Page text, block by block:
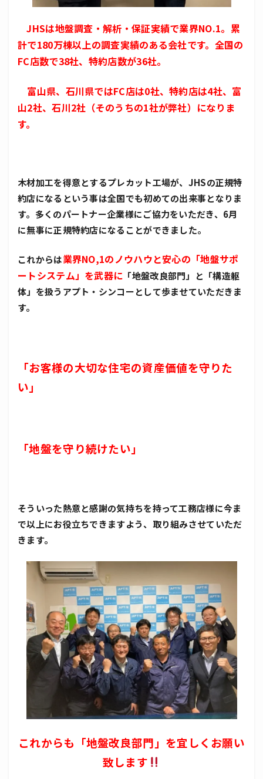
JHSは地盤調査・解析・保証実績で業界NO.1。累
計で180万棟以上の調査実績のある会社です。全国の
FC店数で38社、特約店数が36社。
富山県、石川県ではFC店は0社、特約店は4社、富
山2社、石川2社（そのうちの1社が弊社）になりま
す。
木材加工を得意とするプレカット工場が、JHSの正規特
約店になるという事は全国でも初めての出来事となりま
す。多くのパートナー企業様にご協力をいただき、6月
に無事に正規特約店になることができました。
これからは業界NO,1のノウハウと安心の「地盤サポ
ートシステム」を武器に 「地盤改良部門」と「構造躯
体」を扱うアプト・シンコーとして歩ませていただきま
す。
「お客様の大切な住宅の資産価値を守りた
い」
「地盤を守り続けたい」
そういった熱意と感謝の気持ちを持って工務店様に今ま
で以上にお役立ちできますよう、取り組みさせていただ
きます。
これからも「地盤改良部門」を宜しくお願い
致します